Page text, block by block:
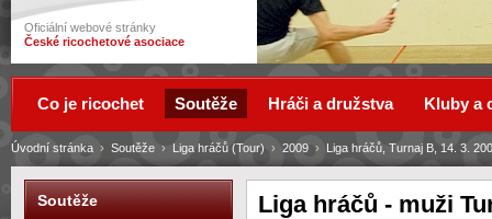
Oficiální webové stránky
České ricochetové asociace
Liga hráčů - muži
Úvodní stránka › Soutěže › Liga hráčů (Tour) › 2009 › Liga hráčů, Turnaj B, 14. 3.
Co je ricochet Soutěže Hráči a družstva Kluby a
Soutěže